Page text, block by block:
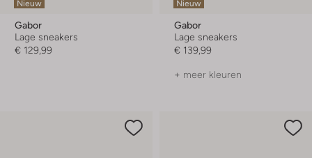
Nieuw
Gabor
Lage sneakers
€ 129,99
Nieuw
Gabor
Lage sneakers
€ 139,99
+ meer kleuren